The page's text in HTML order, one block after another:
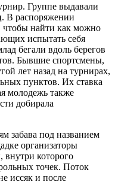
Группе выдавали
В распоряжении
чтобы найти как можно
испытать себя
бегали вдоль берегов
Бывшие спортсмены,
лет назад на турнирах,
пунк­тов. Их ставка
молодежь также
добирала
забава под названием
организаторы
внутри которого
точек. Поток
иссяк и после